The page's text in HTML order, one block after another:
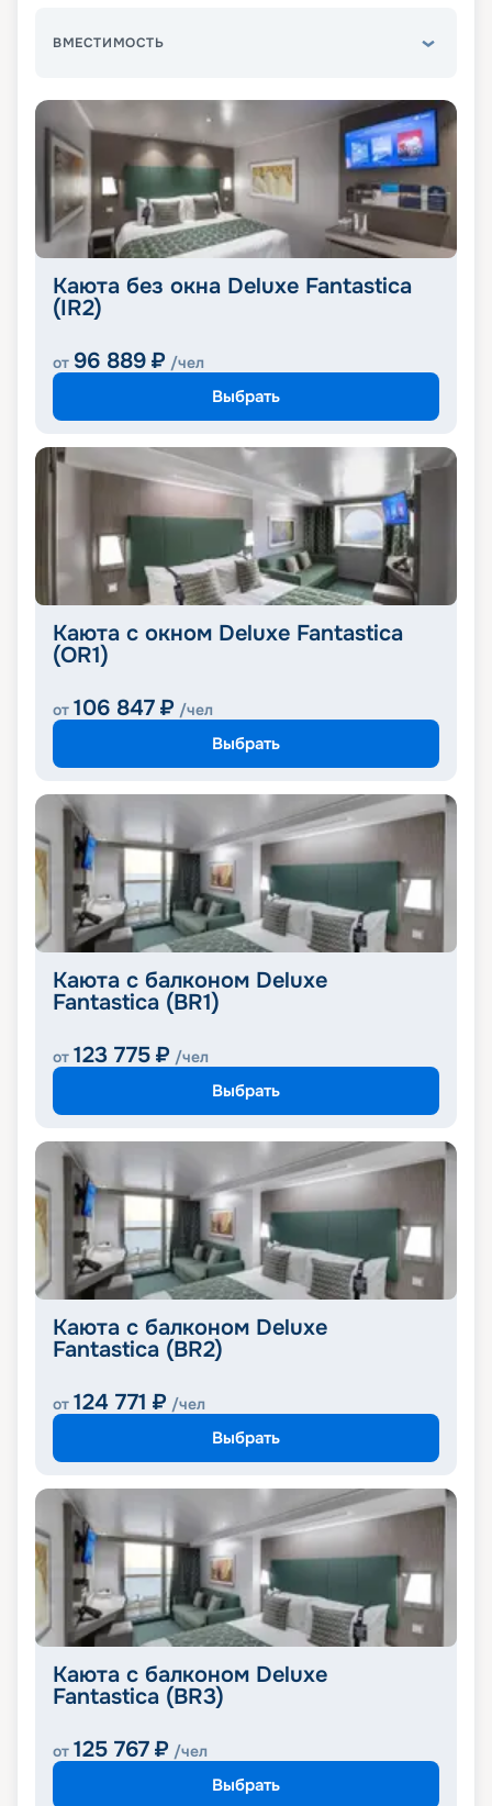
ВМЕСТИМОСТЬ
Каюта без окна Deluxe Fantastica
(IR2)
от 96 889 ₽ /чел
Выбрать
Каюта с окном Deluxe Fantastica
(OR1)
от 106 847 ₽ /чел
Выбрать
Каюта с балконом Deluxe
Fantastica (BR1)
от 123 775 ₽ /чел
Выбрать
Каюта с балконом Deluxe
Fantastica (BR2)
от 124 771 ₽ /чел
Выбрать
Каюта с балконом Deluxe
Fantastica (BR3)
от 125 767 ₽ /чел
Выбрать